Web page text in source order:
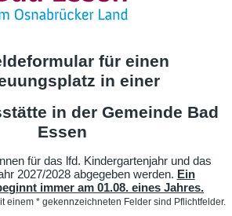
für einen
in einer
in der Gemeinde Bad
Essen
für das lfd. Kindergartenjahr und das
2027/2028 abgegeben werden. Ein
immer am 01.08. eines Jahres.
einem * gekennzeichneten Felder sind Pflichtfelder.